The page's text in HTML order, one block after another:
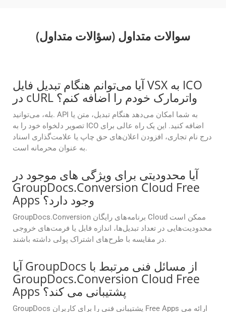
سوالات متداول (سؤالات متداول)
آیا می‌توانم هنگام تبدیل فایل VSX به ICO
در cURL واترمارک خودم را اضافه کنم؟
بله، می‌توانید. API به شما امکان می‌دهد هنگام تبدیل، متن یا
تصویر دلخواه خود را به ICO اضافه کنید. این یک راه عالی برای
درج نام تجاری، افزودن اعلان‌های حق چاپ یا علامت‌گذاری اسناد
به عنوان محرمانه است.
آیا محدودیتی برای ویژگی های موجود در
GroupDocs.Conversion Cloud Free
Apps وجود دارد؟
GroupDocs.Conversion برنامه‌های رایگان Cloud ممکن است
محدودیت‌هایی در تعداد تبدیل‌ها، اندازه فایل یا فرمت‌های خروجی
در مقایسه با طرح‌های اشتراک پولی داشته باشند.
آیا GroupDocs از مسائل فنی مرتبط با
GroupDocs.Conversion Cloud Free
Apps پشتیبانی می کند؟
GroupDocs پشتیبانی فنی را برای کاربران Free Apps ارائه می